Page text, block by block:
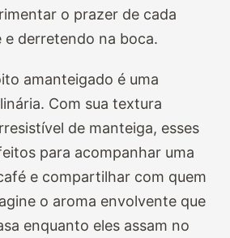
o prazer de cada
derretendo na boca.
amanteigado é uma
Com sua textura
de manteiga, esses
para acompanhar uma
e compartilhar com quem
o aroma envolvente que
enquanto eles assam no